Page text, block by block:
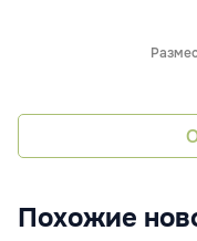
Похожие